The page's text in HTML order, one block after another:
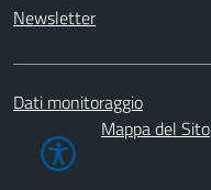
Newsletter
Dati monitoraggio
Mappa del Sito